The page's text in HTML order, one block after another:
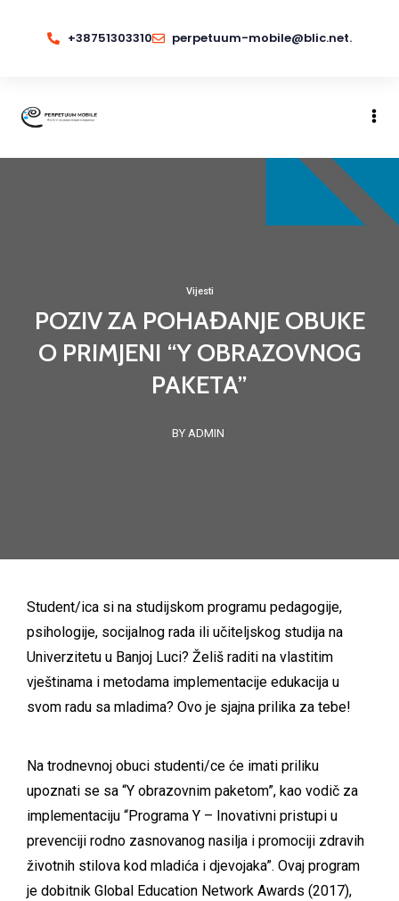
+38751303310 perpetuum-mobile@blic.net.
Vijesti
POZIV ZA POHAĐANJE OBUKE
O PRIMJENI “Y OBRAZOVNOG
PAKETA”
BY ADMIN
Student/ica si na studijskom programu pedagogije,
psihologije, socijalnog rada ili učiteljskog studija na
Univerzitetu u Banjoj Luci? Želiš raditi na vlastitim
vještinama i metodama implementacije edukacija u
svom radu sa mladima? Ovo je sjajna prilika za tebe!
Na trodnevnoj obuci studenti/ce će imati priliku
upoznati se sa “Y obrazovnim paketom”, kao vodič za
implementaciju “Programa Y – Inovativni pristupi u
prevenciji rodno zasnovanog nasilja i promociji zdravih
životnih stilova kod mladića i djevojaka”. Ovaj program
je dobitnik Global Education Network Awards (2017),